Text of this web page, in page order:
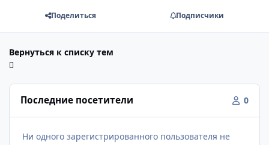
Поделиться Подписчики
Вернуться к списку тем
Последние посетители 0
Ни одного зарегистрированного пользователя не